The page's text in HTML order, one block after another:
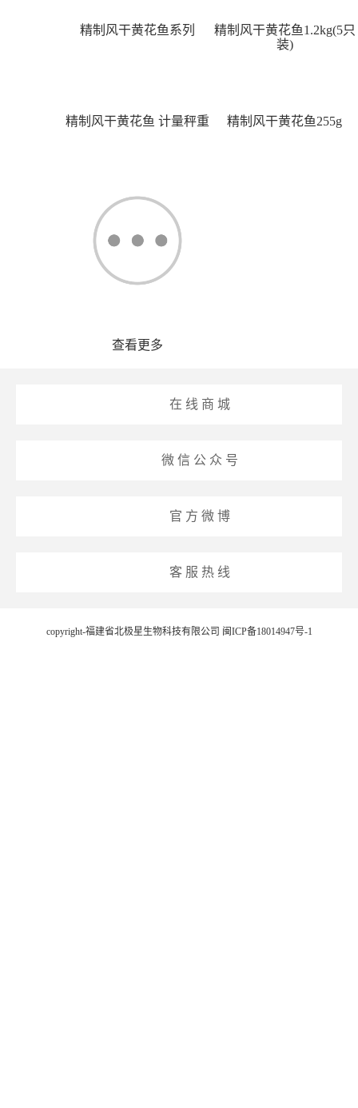
精制风干黄花鱼系列
精制风干黄花鱼1.2kg(5只
装)
精制风干黄花鱼 计量秤重 精制风干黄花鱼255g
查看更多
在 线 商 城
微 信 公 众 号
官 方 微 博
客 服 热 线
copyright-福建省北极星生物科技有限公司 闽ICP备18014947号-1